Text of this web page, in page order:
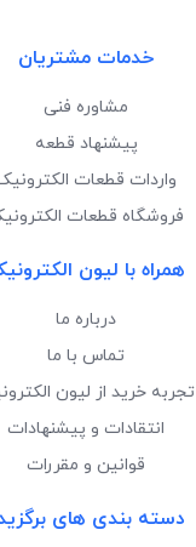
خدمات مشتریان
مشاوره فنی
پیشنهاد قطعه
واردات قطعات
فروشگاه قطعات
همراه با لیون
درباره ما
تماس با ما
تجربه خرید از لیون
انتقادات و پیشنهادات
قوانین و مقررات
دسته بندی های